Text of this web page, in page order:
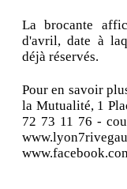
La brocante
d'avril, date à
déjà réservés.
Pour en savoir
la Mutualité, 1
72 73 11 76 -